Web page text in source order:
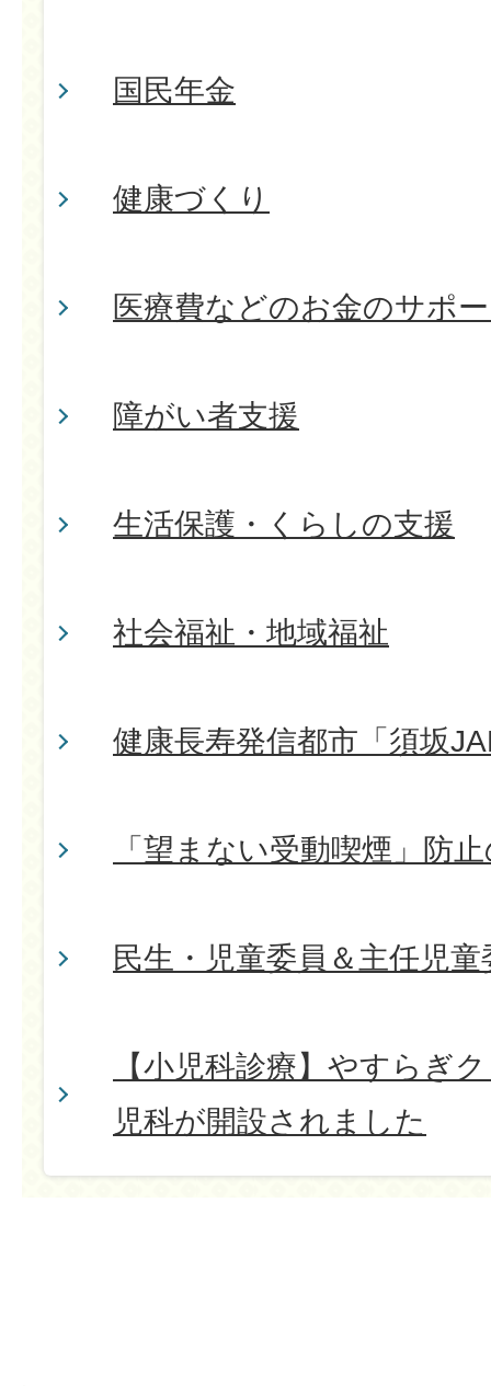
国民年金
健康づくり
医療費などのお金のサポ
障がい者支援
生活保護・くらしの支援
社会福祉・地域福祉
健康長寿発信都市「須坂
「望まない受動喫煙」防
民生・児童委員＆主任児童
【小児科診療】やすらぎ
児科が開設されました